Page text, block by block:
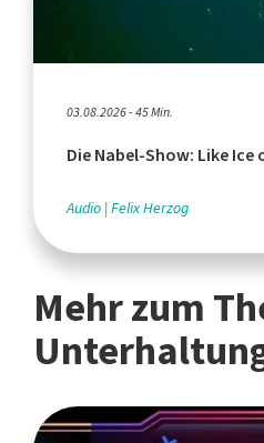
03.08.2026 - 45 Min.
Die Nabel-Show: Like
Audio Felix Herzog
Mehr zum